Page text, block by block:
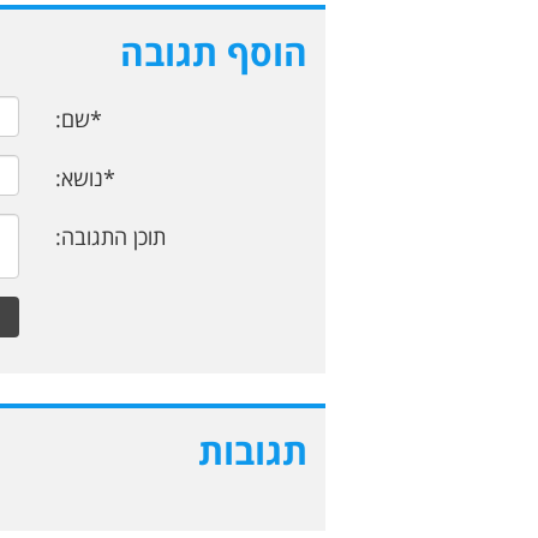
הוסף תגובה
*שם:
*נושא:
תוכן התגובה:
תגובות